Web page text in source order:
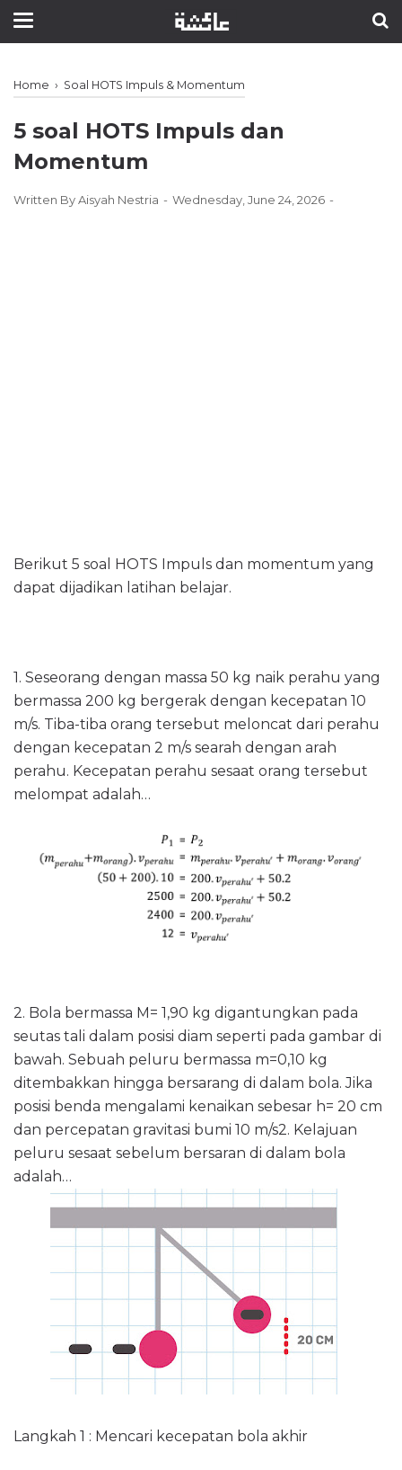
Home › Soal HOTS Impuls & Momentum
5 soal HOTS Impuls dan
Momentum
Written ByAisyah Nestria Wednesday, June 24, 2026
Berikut 5 soal HOTS Impuls dan momentum yang
dapat dijadikan latihan belajar.
1. Seseorang dengan massa 50 kg naik perahu yang
bermassa 200 kg bergerak dengan kecepatan 10
m/s. Tiba-tiba orang tersebut meloncat dari perahu
dengan kecepatan 2 m/s searah dengan arah
perahu. Kecepatan perahu sesaat orang tersebut
melompat adalah…
2. Bola bermassa M= 1,90 kg digantungkan pada
seutas tali dalam posisi diam seperti pada gambar di
bawah. Sebuah peluru bermassa m=0,10 kg
ditembakkan hingga bersarang di dalam bola. Jika
posisi benda mengalami kenaikan sebesar h= 20 cm
dan percepatan gravitasi bumi 10 m/s2. Kelajuan
peluru sesaat sebelum bersaran di dalam bola
adalah…
Langkah 1 : Mencari kecepatan bola akhir